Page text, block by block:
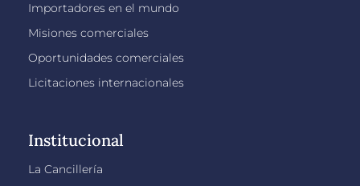
Importadores en el mundo
Misiones comerciales
Oportunidades comerciales
Licitaciones internacionales
Institucional
La Cancillería